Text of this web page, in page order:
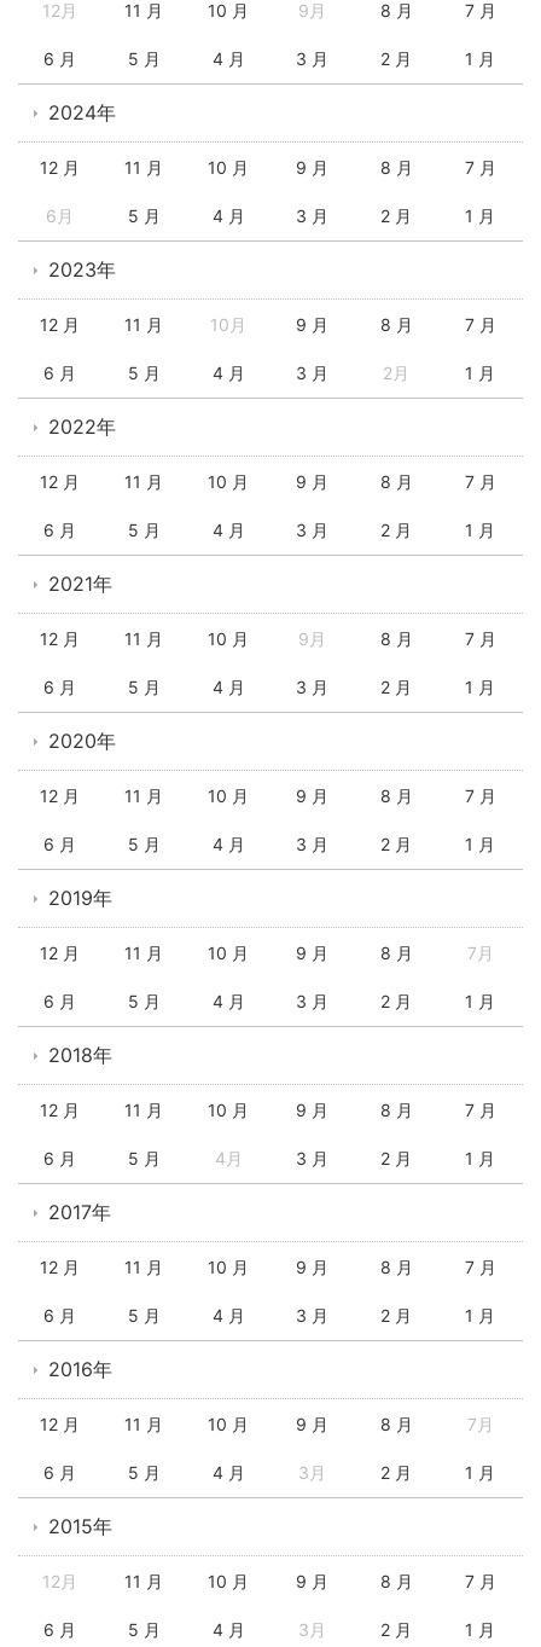
12月 11 月 10 月 9月 8 月 7 月
6 月 5 月 4 月 3 月 2 月 1 月
2024年
12 月 11 月 10 月 9 月 8 月 7 月
6月 5 月 4 月 3 月 2 月 1 月
2023年
12 月 11 月 10月 9 月 8 月 7 月
6 月 5 月 4 月 3 月 2月 1 月
2022年
12 月 11 月 10 月 9 月 8 月 7 月
6 月 5 月 4 月 3 月 2 月 1 月
2021年
12 月 11 月 10 月 9月 8 月 7 月
6 月 5 月 4 月 3 月 2 月 1 月
2020年
12 月 11 月 10 月 9 月 8 月 7 月
6 月 5 月 4 月 3 月 2 月 1 月
2019年
12 月 11 月 10 月 9 月 8 月 7月
6 月 5 月 4 月 3 月 2 月 1 月
2018年
12 月 11 月 10 月 9 月 8 月 7 月
6 月 5 月 4月 3 月 2 月 1 月
2017年
12 月 11 月 10 月 9 月 8 月 7 月
6 月 5 月 4 月 3 月 2 月 1 月
2016年
12 月 11 月 10 月 9 月 8 月 7月
6 月 5 月 4 月 3月 2 月 1 月
2015年
12月 11 月 10 月 9 月 8 月 7 月
6 月 5 月 4 月 3月 2 月 1 月